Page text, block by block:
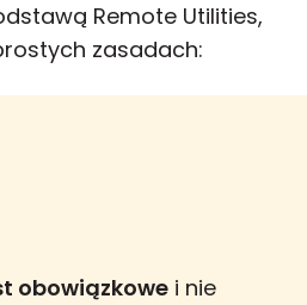
Remote Utilities,
zasadach:
obowiązkowe i nie